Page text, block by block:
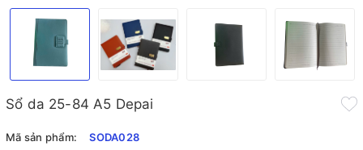
Sổ da 25-84 A5 Depai
Mã sản phẩm:
SODA028